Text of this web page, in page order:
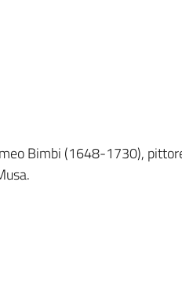
Bimbi (1648-1730),